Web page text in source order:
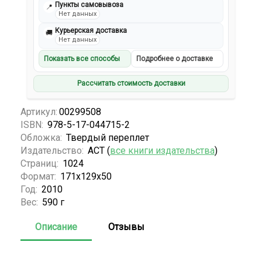
📍 Пункты самовывоза
Нет данных
🚚 Курьерская доставка
Нет данных
Показать все способы Подробнее о доставке
Рассчитать стоимость доставки
Артикул: 00299508
ISBN: 978-5-17-044715-2
Обложка: Твердый переплет
Издательство: АСТ (все книги издательства)
Страниц: 1024
Формат: 171x129x50
Год: 2010
Вес: 590 г
Описание Отзывы